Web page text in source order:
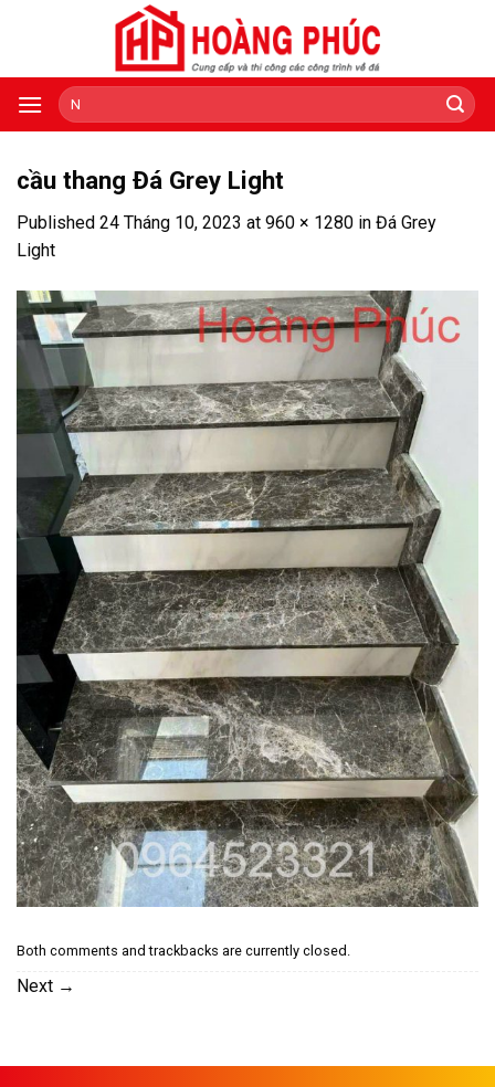
Tìm
kiếm:
cầu thang Đá Grey Light
Published 24 Tháng 10, 2023 at 960 × 1280 in Đá Grey
Light
Both comments and trackbacks are currently closed.
Next →